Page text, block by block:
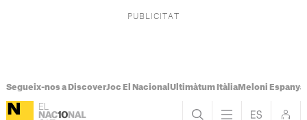
Segueix-nos a DiscoverJoc El Nacional Ultimàtum ItàliaMeloni Espanya